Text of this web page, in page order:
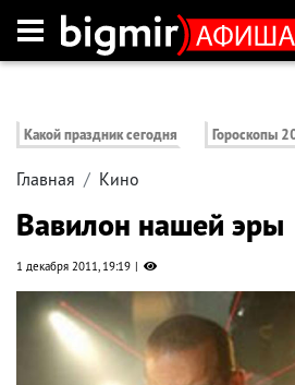
Какой праздник сегодня Гороскопы
Главная Кино
Вавилон нашей эры
1 декабря 2011, 19:19